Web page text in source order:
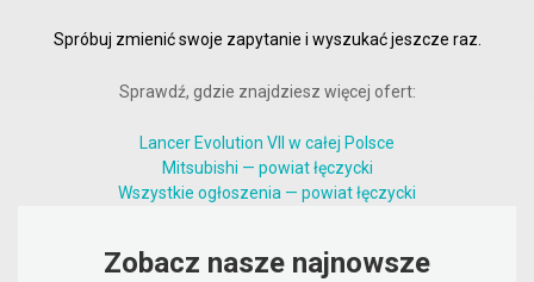
Spróbuj zmienić swoje zapytanie i wyszukać jeszcze raz.
Sprawdź, gdzie znajdziesz więcej ofert:
Lancer Evolution VII w całej Polsce
Mitsubishi — powiat łęczycki
Wszystkie ogłoszenia — powiat łęczycki
Zobacz nasze najnowsze